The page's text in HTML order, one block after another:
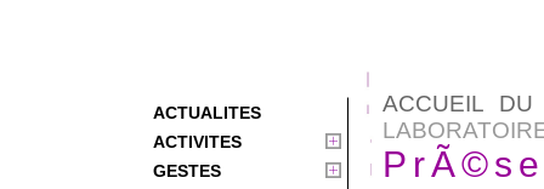
ACTUALITES
ACTIVITES
GESTES
ACCUEIL DU